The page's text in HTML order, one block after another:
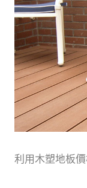
利用木塑地板